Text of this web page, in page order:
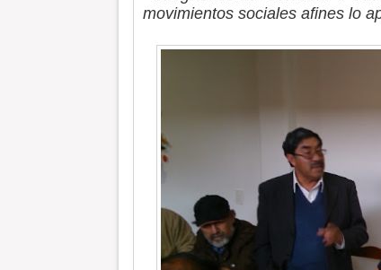
movimientos sociales afines lo